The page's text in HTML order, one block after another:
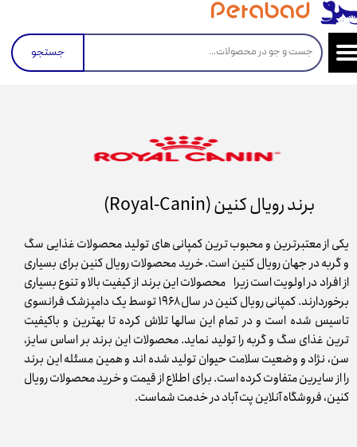
جستجو
برند رویال کنین (Royal-Canin)
یکی از معتبرترین و محبوب ترین کمپانی های تولید محصولات غذایی سگ
و گربه در جهان رویال کنین است. خرید محصولات رویال کنین برای بسیاری
از افراد در اولویت است زیرا محصولات این برند از کیفیت بالا و تنوع بسیاری
برخوردارند. کمپانی رویال کنین در سال ۱۹۶۸ توسط یک دامپزشک فرانسوی
تاسیس شده است و در تمام این سالها تلاش کرده تا بهترین و باکیفیت
ترین غذای سگ و گربه را تولید نماید. محصولات این برند بر اساس سایز،
سن، نژاد و وضعیت سلامت حیوان تولید شده اند و همین مسئله این برند
را از سایرین متفاوت کرده است. برای اطلاع از قیمت و خرید محصولات رویال
کنین، فروشگاه آنلاین پت آباد در خدمت شماست.